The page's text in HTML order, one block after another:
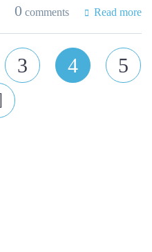
0 comments Read more
3 4
5
Next